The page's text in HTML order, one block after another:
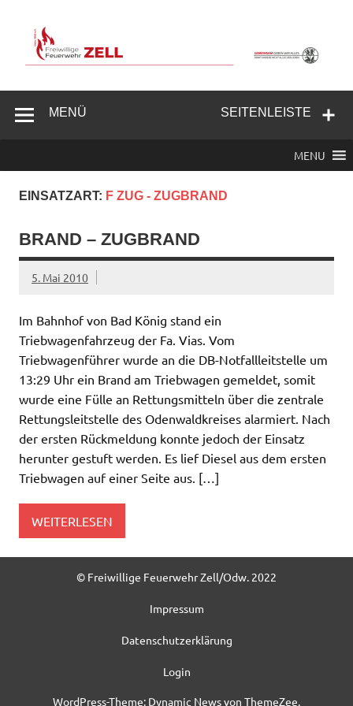
springen
Feuerwehr
SEITENLEISTE
MENÜ
MENU
EINSATZART: F ZUG - ZUGBRAND
BRAND – ZUGBRAND
5. Mai 2010
Im Bahnhof von Bad König stand ein
Triebwagenfahrzeug der Fa. Vias. Vom
Triebwagenführer wurde an die DB-Notfallleitstelle um
13:29 Uhr ein Brand am Triebwagen gemeldet, somit
wurde eine Fülle an Rettungsmitteln über die zentrale
Rettungsleitstelle des Odenwaldkreises alarmiert. Nach
der ersten Rückmeldung konnte jedoch der Einsatz
herunter gestuft werden. Es lief Diesel aus dem ersten
Triebwagen auf einer Seite aus. […]
WEITERLESEN
© Freiwillige Feuerwehr Zell/Odw. 2022
Impressum
Datenschutzerklärung
Login
WordPress-Theme: Dynamic News von ThemeZee.